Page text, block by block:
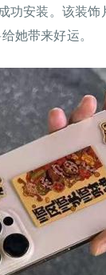
功安装。该装
她带来好运。